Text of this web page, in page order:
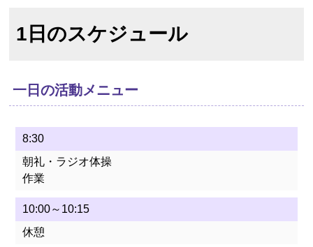
スケジュール
法人TOP
施設一覧
1日のスケジュール
一日の活動メニュー
8:30
朝礼・ラジオ体操
作業
10:00～10:15
休憩